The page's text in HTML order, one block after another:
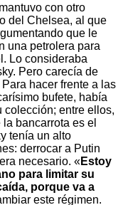
con otro
del Chelsea, al que
que le
una petrolera para
Lo consideraba
Pero carecía de
hacer frente a las
bufete, había
colección; entre ellos,
bancarrota es el
tenía un alto
derrocar a Putin
necesario. «Estoy
para limitar su
porque va a
este régimen.